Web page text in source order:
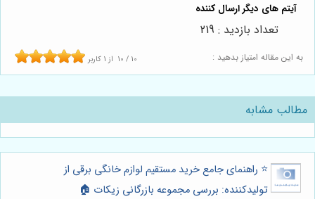
به این مقاله امتیاز بدهید : 10 / 10 از 1 کاربر
تعداد بازدید : 219
مطالب مشابه
⭐️ راهنمای جامع خرید مستقیم لوازم خانگی برقی از
تولیدکننده: بررسی مجموعه بازرگانی زیکات 🏠